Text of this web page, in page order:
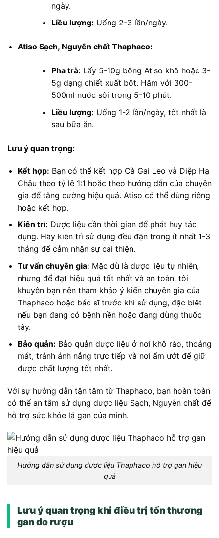
ngày.
Liều lượng: Uống 2-3 lần/ngày.
Atiso Sạch, Nguyên chất Thaphaco:
Pha trà: Lấy 5-10g bông Atiso khô hoặc 3-
5g dạng chiết xuất bột. Hãm với 300-
500ml nước sôi trong 5-10 phút.
Liều lượng: Uống 1-2 lần/ngày, tốt nhất là
sau bữa ăn.
Lưu ý quan trọng:
Kết hợp: Bạn có thể kết hợp Cà Gai Leo và Diệp Hạ
Châu theo tỷ lệ 1:1 hoặc theo hướng dẫn của chuyên
gia để tăng cường hiệu quả. Atiso có thể dùng riêng
hoặc kết hợp.
Kiên trì: Dược liệu cần thời gian để phát huy tác
dụng. Hãy kiên trì sử dụng đều đặn trong ít nhất 1-3
tháng để cảm nhận sự cải thiện.
Tư vấn chuyên gia: Mặc dù là dược liệu tự nhiên,
nhưng để đạt hiệu quả tốt nhất và an toàn, tôi
khuyên bạn nên tham khảo ý kiến chuyên gia của
Thaphaco hoặc bác sĩ trước khi sử dụng, đặc biệt
nếu bạn đang có bệnh nền hoặc đang dùng thuốc
tây.
Bảo quản: Bảo quản dược liệu ở nơi khô ráo, thoáng
mát, tránh ánh nắng trực tiếp và nơi ẩm ướt để giữ
được chất lượng tốt nhất.
Với sự hướng dẫn tận tâm từ Thaphaco, bạn hoàn toàn
có thể an tâm sử dụng dược liệu Sạch, Nguyên chất để
hỗ trợ sức khỏe lá gan của mình.
Hướng dẫn sử dụng dược liệu Thaphaco hỗ trợ gan hiệu
quả
Lưu ý quan trọng khi điều trị tổn thương
gan do rượu